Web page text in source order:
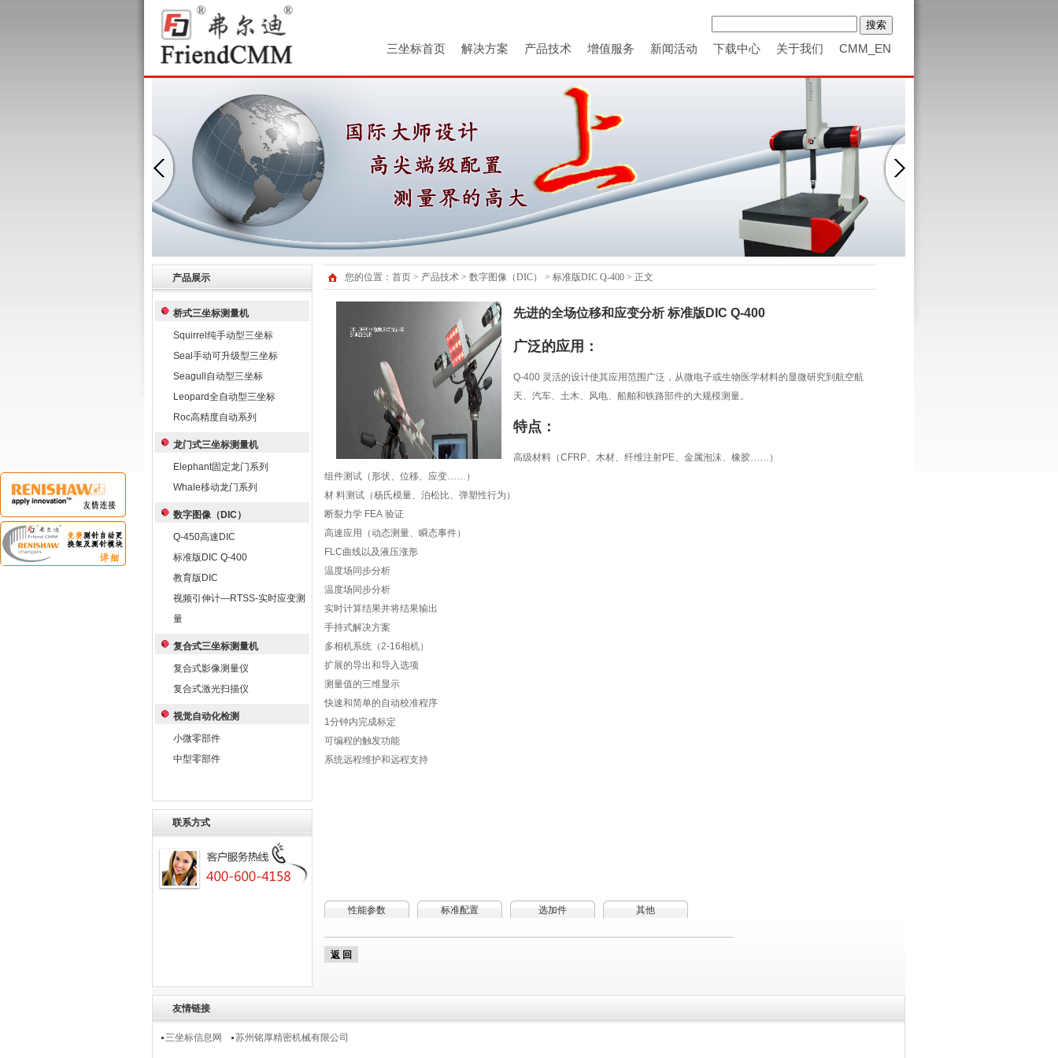
三坐标首页 解决方案 产品技术 增值服务 新闻活动 下载中心 关于我们 CMM_EN
产品展示
桥式三坐标测量机
Squirrel纯手动型三坐标
Seal手动可升级型三坐标
Seagull自动型三坐标
Leopard全自动型三坐标
Roc高精度自动系列
龙门式三坐标测量机
Elephant固定龙门系列
Whale移动龙门系列
数字图像（DIC）
Q-450高速DIC
标准版DIC Q-400
教育版DIC
视频引伸计—RTSS-实时应变测
量
复合式三坐标测量机
复合式影像测量仪
复合式激光扫描仪
视觉自动化检测
小微零部件
中型零部件
联系方式
您的位置： 首页 > 产品技术 > 数字图像（DIC） > 标准版DIC Q-400 > 正文
先进的全场位移和应变分析 标准版DIC Q-400
广泛的应用：
Q-400 灵活的设计使其应用范围广泛，从微电子或生物医学材料的显微研究到航空航
天、汽车、土木、风电、船舶和铁路部件的大规模测量。
特点：
高级材料（CFRP、木材、纤维注射PE、金属泡沫、橡胶……）
组件测试（形状、位移、应变……）
材 料测试（杨氏模量、泊松比、弹塑性行为）
断裂力学 FEA 验证
高速应用（动态测量、瞬态事件）
FLC曲线以及液压涨形
温度场同步分析
温度场同步分析
实时计算结果并将结果输出
手持式解决方案
多相机系统（2-16相机）
扩展的导出和导入选项
测量值的三维显示
快速和简单的自动校准程序
1分钟内完成标定
可编程的触发功能
系统远程维护和远程支持
性能参数 标准配置 选加件 其他
返 回
友情链接
三坐标信息网 苏州铭厚精密机械有限公司